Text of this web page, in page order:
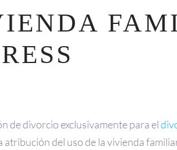
de divorcio exclusivamente para el
del uso de la vivienda